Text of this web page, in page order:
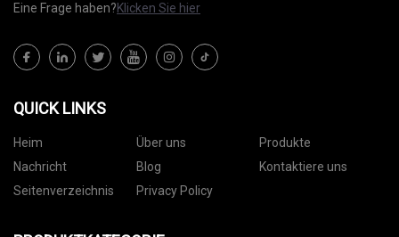
Eine Frage haben?Klicken Sie hier
QUICK LINKS
Heim Über uns
Produkte
Nachricht
Blog
Kontaktiere uns
Seitenverzeichnis
Privacy Policy